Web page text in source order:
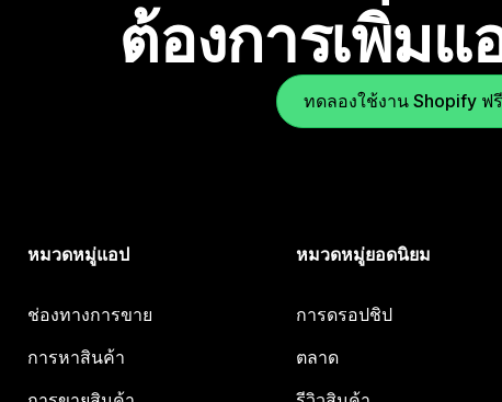
ต้องการเพิ่มแ
ทดลองใช้งาน Shopify ฟ
หมวดหมู่แอป
ช่องทางการขาย
การหาสินค้า
หมวดหมู่ยอดนิยม
การดรอปชิป
ตลาด